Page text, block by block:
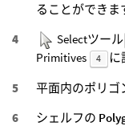
ることができま
Selectツール
Primitives
4
に
平面内のポリゴ
シェルフの